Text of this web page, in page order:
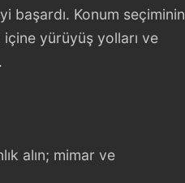
başardı. Konum seçiminin
içine yürüyüş yolları ve
alın; mimar ve